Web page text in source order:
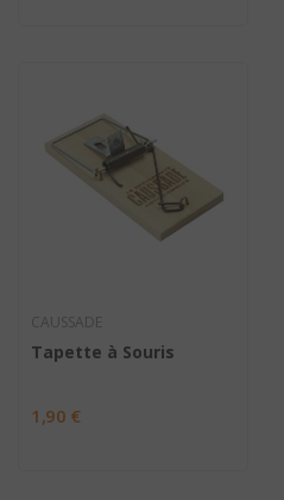
CAUSSADE
Tapette à Souris
1,90 €